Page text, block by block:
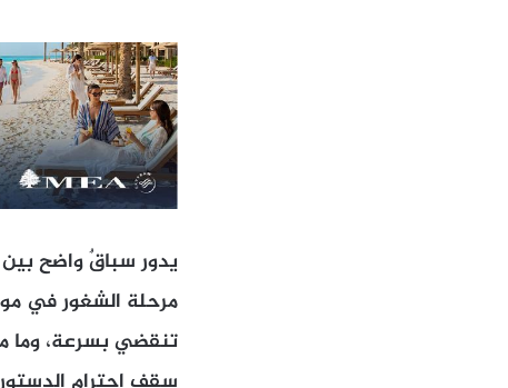
يدور سباقٌ واضح
مرحلة الشغور في
تنقضي بسرعة، وما